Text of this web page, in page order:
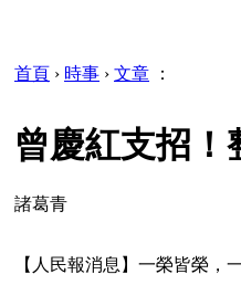
首頁 › 時事 › 文章 ：
曾慶紅支招
諸葛青
【人民報消息】一榮皆榮，